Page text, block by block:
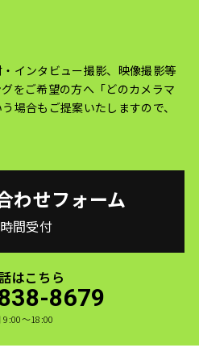
インタビュー撮影、映像撮影等
をご希望の方へ 「どのカメラマ
場合もご提案いたしますので、
わせフォーム
間受付
はこちら
8679
9:00〜18:00